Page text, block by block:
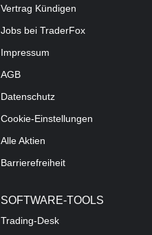
Vertrag Kündigen
Jobs bei TraderFox
Impressum
AGB
Datenschutz
Cookie-Einstellungen
Alle Aktien
Barrierefreiheit
SOFTWARE-TOOLS
Trading-Desk